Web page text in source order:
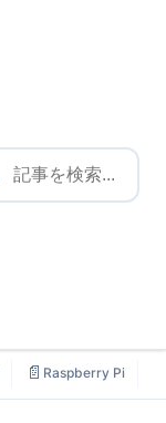
📄 Raspberry Pi